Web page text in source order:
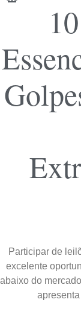
Participar de
excelente
abaixo do